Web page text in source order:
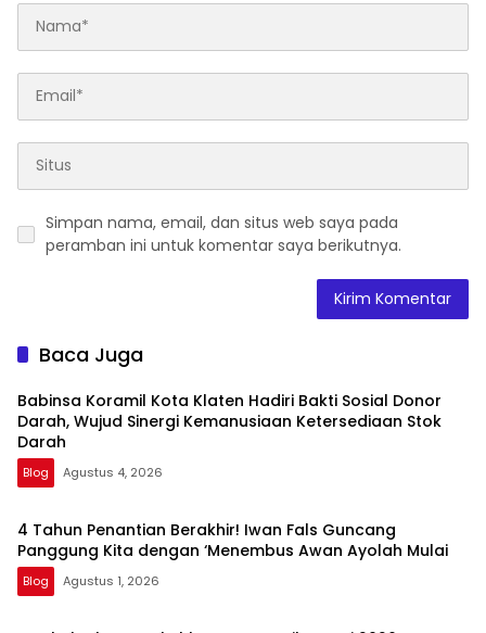
Simpan nama, email, dan situs web saya pada
peramban ini untuk komentar saya berikutnya.
Baca Juga
Babinsa Koramil Kota Klaten Hadiri Bakti Sosial Donor
Darah, Wujud Sinergi Kemanusiaan Ketersediaan Stok
Darah
Blog Agustus 4, 2026
4 Tahun Penantian Berakhir! Iwan Fals Guncang
Panggung Kita dengan ‘Menembus Awan Ayolah Mulai
Blog Agustus 1, 2026